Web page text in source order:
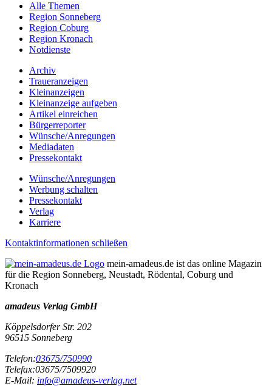
Alle Themen
Region Sonneberg
Region Coburg
Region Kronach
Notdienste
Archiv
Traueranzeigen
Kleinanzeigen
Kleinanzeige aufgeben
Artikel einreichen
Bürgerreporter
Wünsche/Anregungen
Mediadaten
Pressekontakt
Wünsche/Anregungen
Werbung schalten
Pressekontakt
Verlag
Karriere
Kontaktinformationen schließen
mein-amadeus.de ist das online Magazin
für die Region Sonneberg, Neustadt, Rödental, Coburg und
Kronach
amadeus Verlag GmbH
Köppelsdorfer Str. 202
96515 Sonneberg
Telefon:03675/750990
Telefax:03675/7509920
E-Mail: info@amadeus-verlag.net